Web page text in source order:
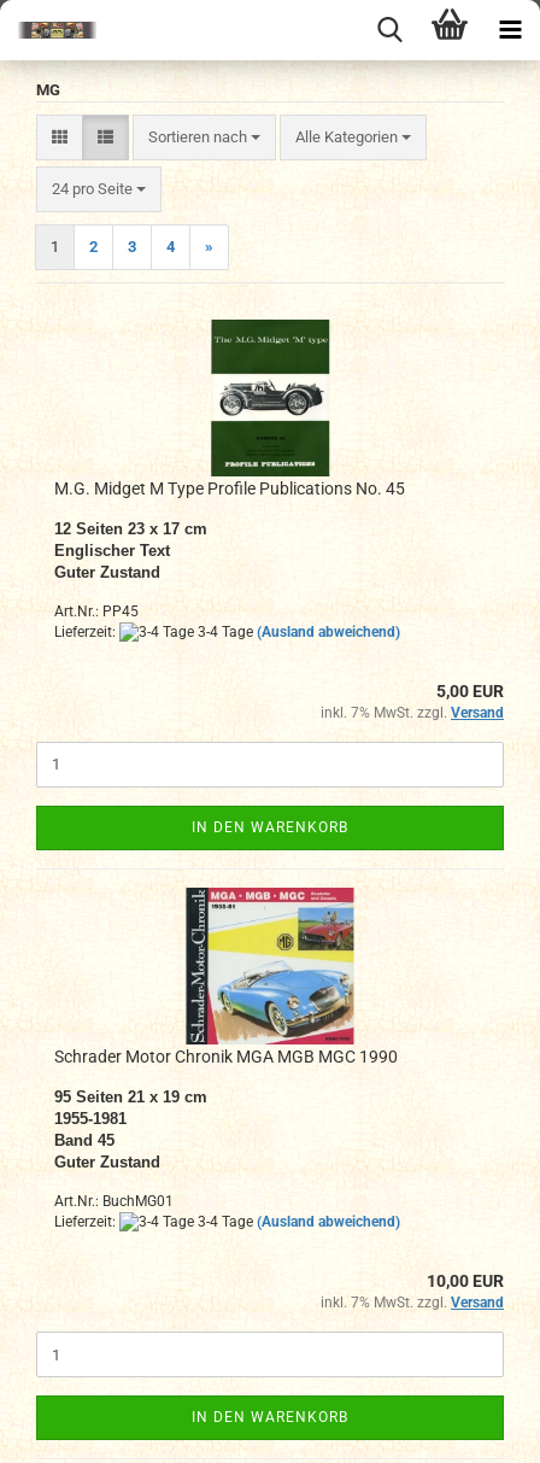
MG
Sortieren nach
Sortieren nach Alle Kategorien
24 pro Seite
pro Seite
1 2 3 4 »
M.G. Midget M Type Profile Publications No. 45
12 Seiten 23 x 17 cm
Englischer Text
Guter Zustand
Art.Nr.: PP45
Lieferzeit:
3-4 Tage (Ausland abweichend)
5,00 EUR
inkl. 7% MwSt. zzgl. Versand
IN DEN WARENKORB
Schrader Motor Chronik MGA MGB MGC 1990
95 Seiten 21 x 19 cm
1955-1981
Band 45
Guter Zustand
Art.Nr.: BuchMG01
Lieferzeit:
3-4 Tage (Ausland abweichend)
10,00 EUR
inkl. 7% MwSt. zzgl. Versand
IN DEN WARENKORB